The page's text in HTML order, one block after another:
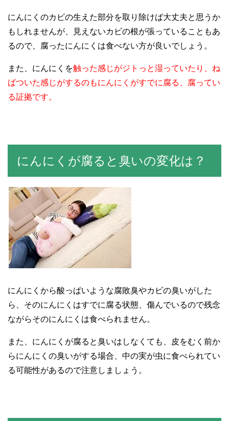
にんにくのカビの生えた部分を取り除けば大丈夫と思うか
もしれませんが、見えないカビの根が張っていることもあ
るので、腐ったにんにくは食べない方が良いでしょう。
また、にんにくを触った感じがジトっと湿っていたり、ね
ばついた感じがするのもにんにくがすでに腐る、腐ってい
る証拠です。
にんにくが腐ると臭いの変化は？
にんにくから酸っぱいような腐敗臭やカビの臭いがした
ら、そのにんにくはすでに腐る状態、傷んでいるので残念
ながらそのにんにくは食べられません。
また、にんにくが腐ると臭いはしなくても、皮をむく前か
らにんにくの臭いがする場合、中の実が虫に食べられてい
る可能性があるので注意しましょう。